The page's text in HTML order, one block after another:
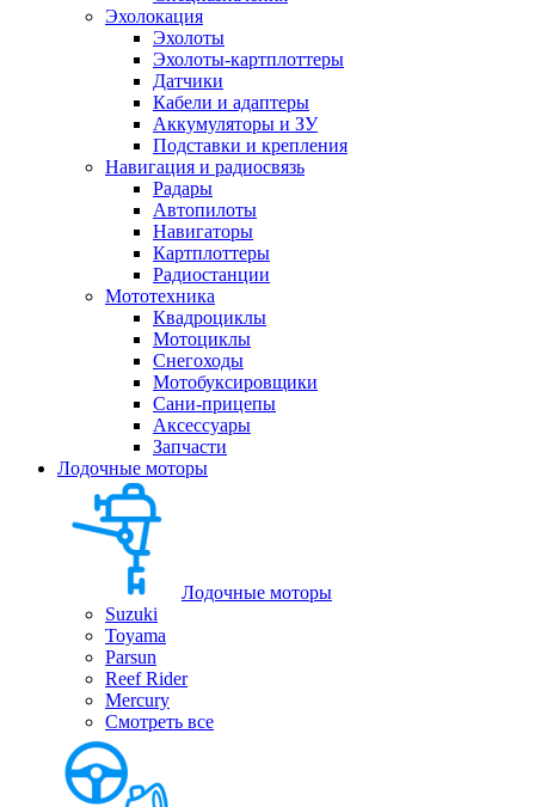
Эхолокация
Эхолоты
Эхолоты-картплоттеры
Датчики
Кабели и адаптеры
Аккумуляторы и ЗУ
Подставки и крепления
Навигация и радиосвязь
Радары
Автопилоты
Навигаторы
Картплоттеры
Радиостанции
Мототехника
Квадроциклы
Мотоциклы
Снегоходы
Мотобуксировщики
Сани-прицепы
Аксессуары
Запчасти
Лодочные моторы
Лодочные моторы
Suzuki
Toyama
Parsun
Reef Rider
Mercury
Смотреть все